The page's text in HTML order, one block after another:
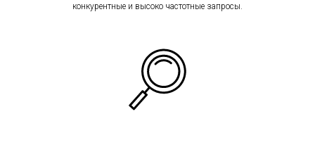
конкурентные и высоко частотные запросы.